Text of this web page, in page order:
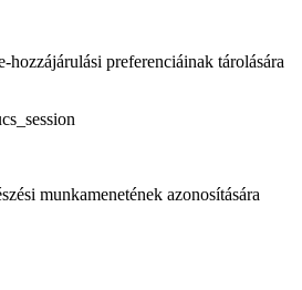
hozzájárulási preferenciáinak tárolására
munkamenetének azonosítására